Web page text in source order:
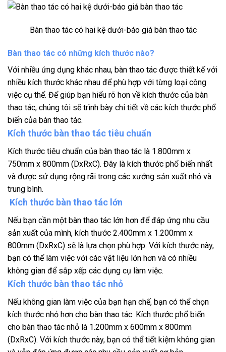
Bàn thao tác có hai kệ dưới-báo giá bàn thao tác
Bàn thao tác có những kích thước nào?
Với nhiều ứng dụng khác nhau, bàn thao tác được thiết kế với
nhiều kích thước khác nhau để phù hợp với từng loại công
việc cụ thể. Để giúp bạn hiểu rõ hơn về kích thước của bàn
thao tác, chúng tôi sẽ trình bày chi tiết về các kích thước phổ
biến của bàn thao tác.
Kích thước bàn thao tác tiêu chuẩn
Kích thước tiêu chuẩn của bàn thao tác là 1.800mm x
750mm x 800mm (DxRxC). Đây là kích thước phổ biến nhất
và được sử dụng rộng rãi trong các xưởng sản xuất nhỏ và
trung bình.
Kích thước bàn thao tác lớn
Nếu bạn cần một bàn thao tác lớn hơn để đáp ứng nhu cầu
sản xuất của mình, kích thước 2.400mm x 1.200mm x
800mm (DxRxC) sẽ là lựa chọn phù hợp. Với kích thước này,
bạn có thể làm việc với các vật liệu lớn hơn và có nhiều
không gian để sắp xếp các dụng cụ làm việc.
Kích thước bàn thao tác nhỏ
Nếu không gian làm việc của bạn hạn chế, bạn có thể chọn
kích thước nhỏ hơn cho bàn thao tác. Kích thước phổ biến
cho bàn thao tác nhỏ là 1.200mm x 600mm x 800mm
(DxRxC). Với kích thước này, bạn có thể tiết kiệm không gian